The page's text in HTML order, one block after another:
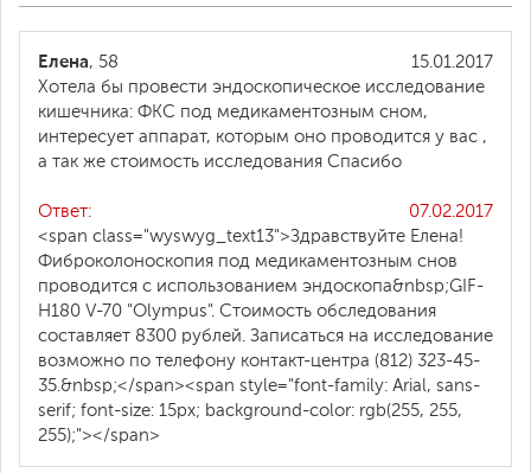
15.01.2017
Елена, 58
Хотела бы провести эндоскопическое исследование
кишечника: ФКС под медикаментозным сном,
интересует аппарат, которым оно проводится у вас ,
а так же стоимость исследования Спасибо
07.02.2017
Ответ:
<span class="wyswyg_text13">Здравствуйте Елена!
Фиброколоноскопия под медикаментозным снов
проводится с использованием эндоскопа&nbsp;GIF-
H180 V-70 "Olympus". Стоимость обследования
составляет 8300 рублей. Записаться на исследование
возможно по телефону контакт-центра (812) 323-45-
35.&nbsp;</span><span style="font-family: Arial, sans-
serif; font-size: 15px; background-color: rgb(255, 255,
255);"></span>